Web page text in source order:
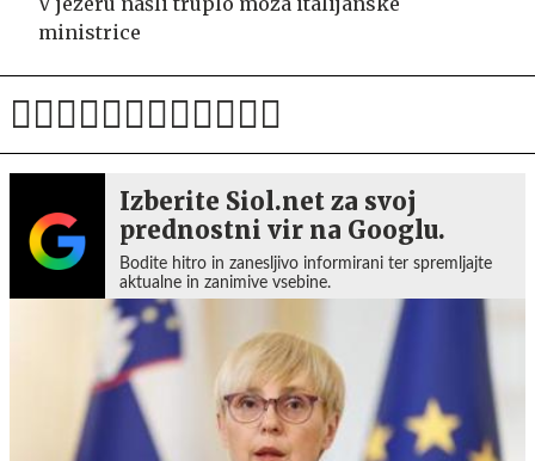
ministrice
Izberite Siol.net za svoj
prednostni vir na Googlu.
Bodite hitro in zanesljivo informirani ter spremljajte
aktualne in zanimive vsebine.